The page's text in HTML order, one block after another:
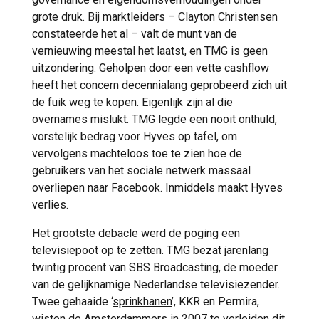
grote druk. Bij marktleiders – Clayton Christensen
constateerde het al – valt de munt van de
vernieuwing meestal het laatst, en TMG is geen
uitzondering. Geholpen door een vette cashflow
heeft het concern decennialang geprobeerd zich uit
de fuik weg te kopen. Eigenlijk zijn al die
overnames mislukt. TMG legde een nooit onthuld,
vorstelijk bedrag voor Hyves op tafel, om
vervolgens machteloos toe te zien hoe de
gebruikers van het sociale netwerk massaal
overliepen naar Facebook. Inmiddels maakt Hyves
verlies.
Het grootste debacle werd de poging een
televisiepoot op te zetten. TMG bezat jarenlang
twintig procent van SBS Broadcasting, de moeder
van de gelijknamige Nederlandse televisiezender.
Twee gehaaide ‘sprinkhanen’, KKR en Permira,